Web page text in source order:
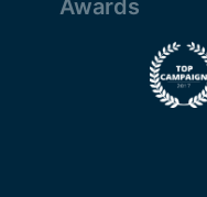
Awards